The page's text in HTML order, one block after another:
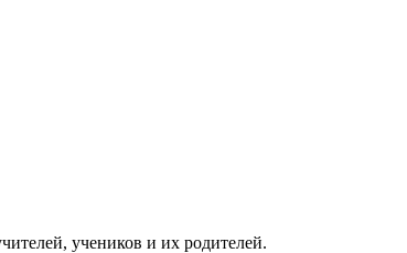
учеников и их родителей.